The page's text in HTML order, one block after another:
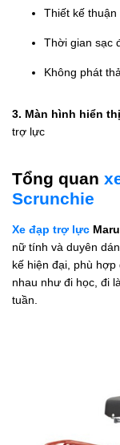
Thiết kế thuận
Thời gian sạc
Không phát
3. Màn hình hiển
trợ lực
Tổng quan
Scrunchie
Xe đạp trợ lực
nữ tính và duyên
kế hiện đại, phù
nhau như đi học, đi
tuần.